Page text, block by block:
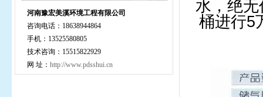
河南豫宏美溪环境工程有限公司
咨询电话：18638944864
手机：13525580805
技术咨询：15515822929
网 址： http://www.pdsshui.cn
水，绝
桶进行5